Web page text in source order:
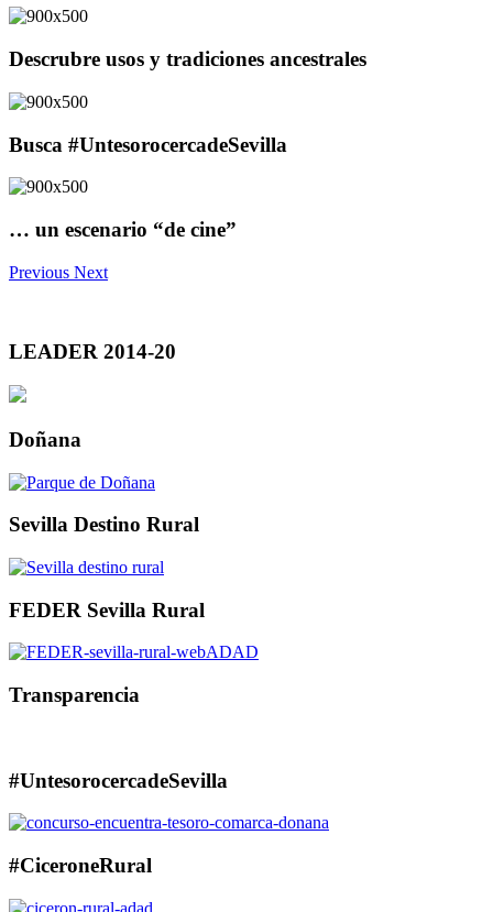
Descrubre usos y tradiciones ancestrales
Busca #UntesorocercadeSevilla
… un escenario “de cine”
Previous Next
LEADER 2014-20
Doñana
Sevilla Destino Rural
FEDER Sevilla Rural
Transparencia
#UntesorocercadeSevilla
#CiceroneRural